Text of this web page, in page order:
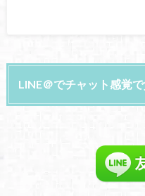
LINE＠でチャット感覚